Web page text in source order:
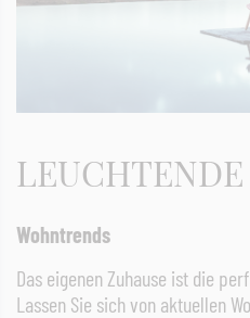
Wohntrends
Das eigenen Zuhause ist die
Lassen Sie sich von aktuellen